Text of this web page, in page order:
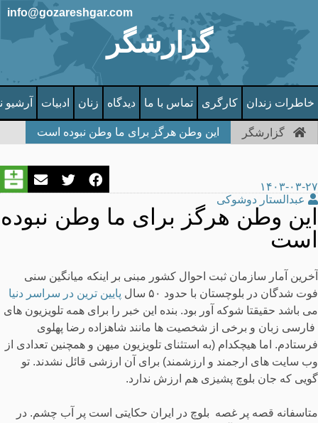
گزارشگر
info@gozareshgar.com
خاطرات زندان کارگری تماس با ما دیدگاه زنان ادبیات آرشیو
گزارشگر این وطن هرگز برای ما وطن نبوده است
۱۴۰۳-۰۳-۲۷
عبدالستار دوشوکی
این وطن هرگز برای ما وطن نبوده
است
آخرین آمار سازمان ثبت احوال کشور مبنی بر اینکه میانگین سنی
فوت ‌شدگان در بلوچستان با حدود ۵٠ سال
پایین ترین در سراسر دنیا
می باشد حقیقتا شوکه آور بود. بنده این خبر را برای همه تلویزیون های
فارسی زبان و برخی از شخصیت ها مانند شاهزاده رضا پهلوی
فرستادم. اما هیچکدام (به استثنای تلویزیون میهن و همچنین تعدادی از
وب سایت های ارجمند و ارزشمند) برای آن ارزشی قائل نشدند. تو
گویی که جان بلوچ پشیزی هم ارزش ندارد.
متاسفانه قصه پر غصه بلوچ در ایران حکایتی است پر آب چشم. در